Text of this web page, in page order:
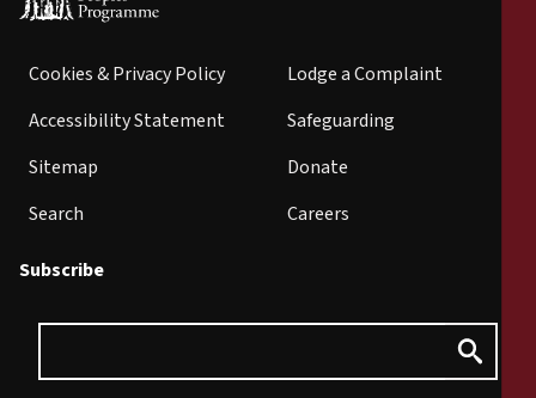
Cookies & Privacy Policy
Accessibility Statement
Sitemap
Search
Lodge a Complaint
Safeguarding
Donate
Careers
Subscribe